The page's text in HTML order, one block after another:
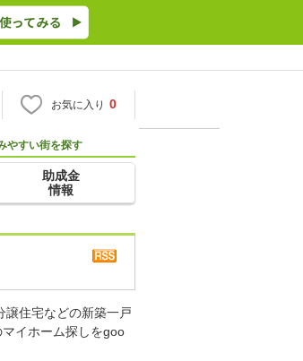
お気に入り 0
やすい街を探す
助成金
情報
譲住宅などの新築一戸
イホーム探しをgoo